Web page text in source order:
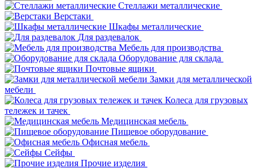
Стеллажи металлические
Верстаки
Шкафы металлические
Для раздевалок
Мебель для производства
Оборудование для склада
Почтовые ящики
Замки для металлической
мебели
Колеса для грузовых
тележек и тачек
Медицинская мебель
Пищевое оборудование
Офисная мебель
Сейфы
Прочие изделия